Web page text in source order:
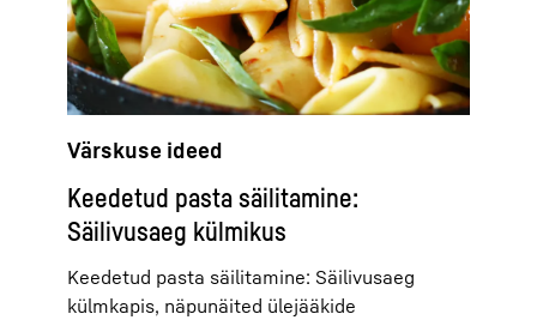
Värskuse ideed
Keedetud pasta säilitamine:
Säilivusaeg külmikus
Keedetud pasta säilitamine: Säilivusaeg
külmkapis, näpunäited ülejääkide